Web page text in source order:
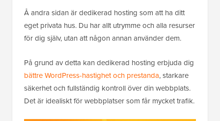
Å andra sidan är dedikerad hosting som att ha ditt
eget privata hus. Du har allt utrymme och alla resurser
för dig själv, utan att någon annan använder dem.
På grund av detta kan dedikerad hosting erbjuda dig
bättre WordPress-hastighet och prestanda, starkare
säkerhet och fullständig kontroll över din webbplats.
Det är idealiskt för webbplatser som får mycket trafik.